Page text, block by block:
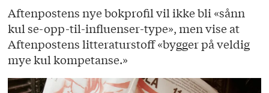
Aftenpostens nye bokprofil vil ikke bli «sånn
kul se-opp-til-influenser-type», men vise at
Aftenpostens litteraturstoff «bygger på veldig
mye kul kompetanse.»